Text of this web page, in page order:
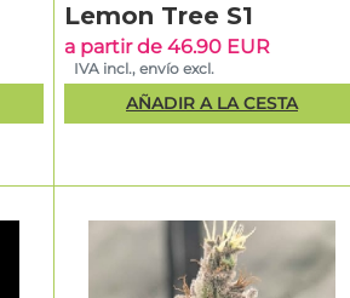
Lemon Tree S1
a partir de 46.90 EUR
IVA incl., envío excl.
AÑADIR A LA CESTA